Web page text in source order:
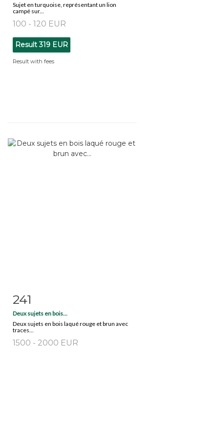
Sujet en turquoise, représentant un lion
campé sur...
100 - 120 EUR
Result319 EUR
Result with fees
Item detail
241
Deux sujets en bois...
Deux sujets en bois laqué rouge et brun avec
traces...
1500 - 2000 EUR